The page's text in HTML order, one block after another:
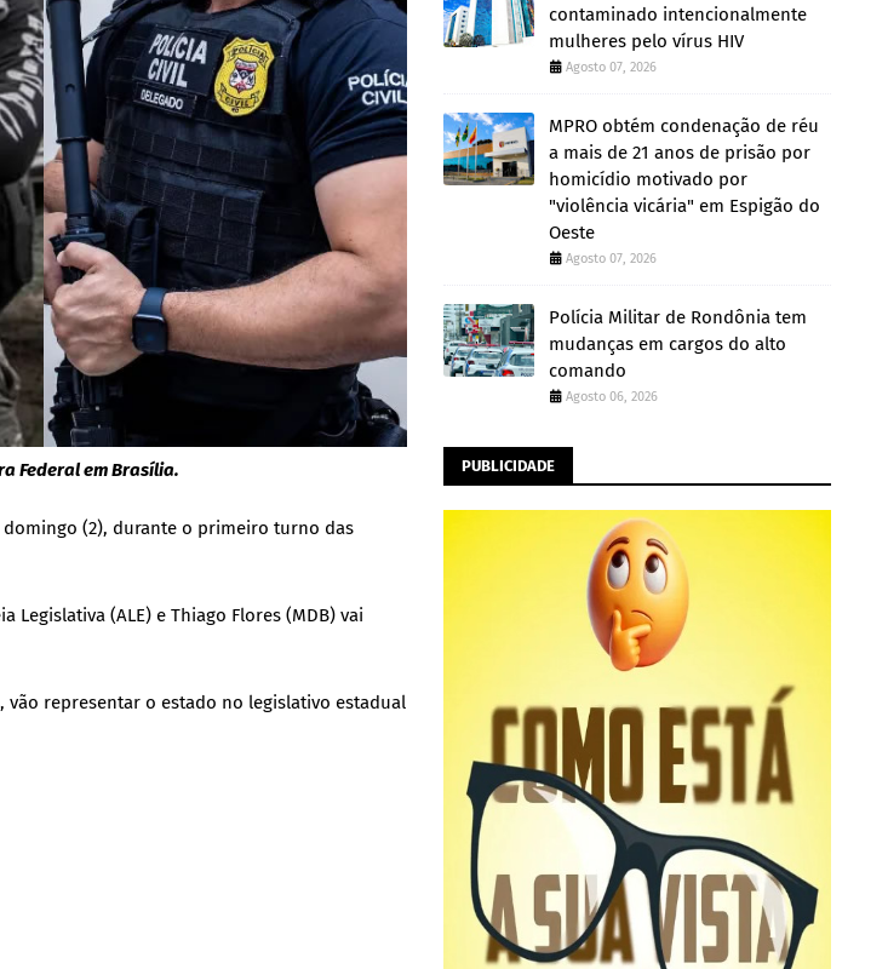
Federal em Brasília.
(2), durante o primeiro turno das
Legislativa (ALE) e Thiago Flores (MDB) vai
vão representar o estado no legislativo estadual
contaminado intencionalmente
mulheres pelo vírus HIV
Agosto 07, 2026
MPRO obtém condenação de réu
a mais de 21 anos de prisão por
homicídio motivado por
"violência vicária" em Espigão do
Oeste
Agosto 07, 2026
Polícia Militar de Rondônia tem
mudanças em cargos do alto
comando
Agosto 06, 2026
PUBLICIDADE